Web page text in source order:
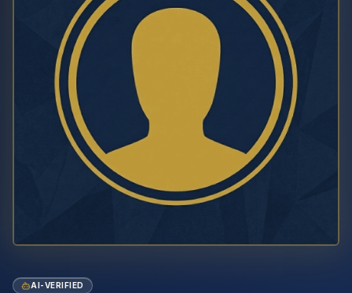
AI-VERIFIED